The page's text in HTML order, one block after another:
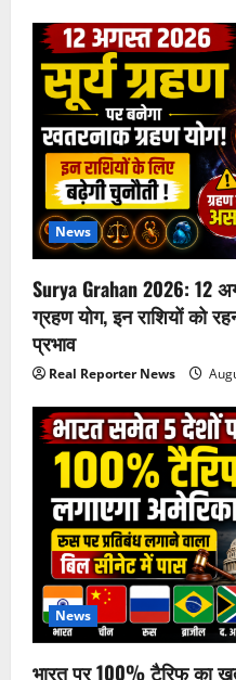
News
Surya Grahan 2026: 12
ग्रहण योग, इन राशियों को
प्रभाव
Real Reporter News
News
भारत पर 100% टैरिफ का